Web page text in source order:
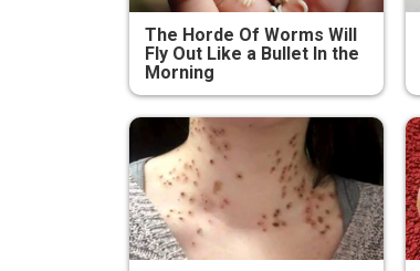
The Horde Of Worms Will
Fly Out Like a Bullet In the
Morning